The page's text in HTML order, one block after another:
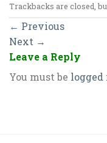
Trackbacks are closed,
← Previous
Next →
Leave a Reply
You must be logged